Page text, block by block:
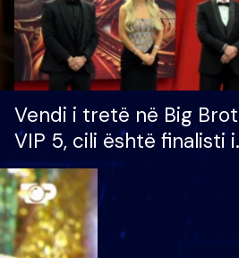
Vendi i tretë në Big
VIP 5, cili është finalisti i
radhës që lë shtëpinë